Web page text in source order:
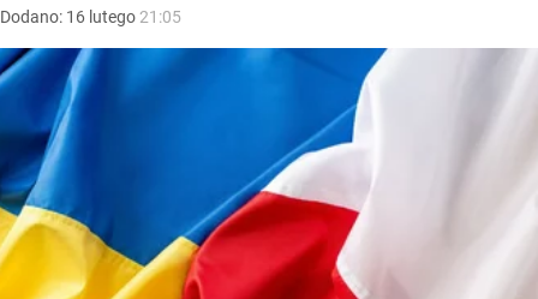
Dodano: 16 lutego 21:05